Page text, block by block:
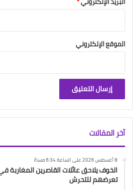
الموقع الإلكتروني
آخر المقالات
8 أغسطس 2026 على الساعة 6:34 مساءً
الخوف يلاحق عائلات القاصرين
تعرضهم للتحرش